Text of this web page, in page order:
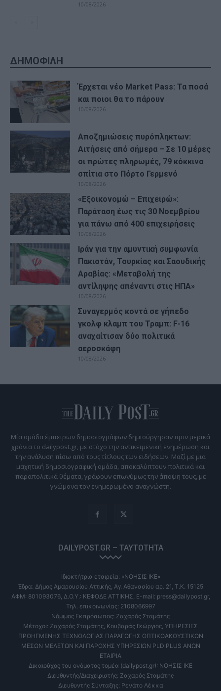
10/08/2026
ΔΗΜΟΦΙΛΗ
Έρχεται νέο Market Pass: Τα ποσά
και ποιοι θα το πάρουν
10/08/2026
Αποζημιώσεις πυρόπληκτων:
Αιτήσεις από σήμερα – Σε 10 μέρες
οι πρώτες πληρωμές, 79 κόκκινα
σπίτια στο Πόρτο Γερμενό
10/08/2026
«Εξοικονομώ – Επιχειρώ»:
Παράταση έως τις 30 Νοεμβρίου
για πάνω από 400 επιχειρήσεις
10/08/2026
Ιράν για την αμυντική συμφωνία
Πακιστάν, Τουρκίας και Σαουδικής
Αραβίας: «Μεταβολή της
αντίληψης απέναντι στις ΗΠΑ»
10/08/2026
Συναγερμός κοντά σε γήπεδο
γκολφ κλαμπ του Τραμπ: F-16
αναχαίτισαν δύο πολιτικά
αεροσκάφη
10/08/2026
Μία ομάδα έμπειρων δημοσιογράφων δημιούργησαν πριν μερικά
χρόνια το dailypost.gr, με στόχο την αντικειμενική ενημέρωση και
την ανάλυση πίσω από τους τίτλους των ειδήσεων. Μαζί με μια
μαχητική δημοσιογραφική ομάδα, αποκαλύπτουν πολιτικά και
παραπολιτικά θέματα, γράφουν επωνύμως την άποψη τους, με
γνώμονα τον ενημερωμένο αναγνώστη.
DAILYPOST.GR – ΤΑΥΤΌΤΗΤΑ
Ιδιοκτήτρια εταιρεία: «ΝΟΗΣΙΣ ΙΚΕ»
Έδρα: Δήμος Αμαρουσίου Αττικής, Αγ. Αθανασίου αρ. 21, Τ.Κ. 15125
ΑΦΜ: 801093076, Δ.Ο.Υ.: ΚΕΦΟΔΕ ΑΤΤΙΚΗΣ, E-mail: press@dailypost.gr,
Τηλ. επικοινωνίας: 2108066997
Νόμιμος Εκπρόσωπος: Ζαχαρός Σταμάτης
Μέτοχοι: Ζαχαρός Σταμάτης, Κουβαράς Γεώργιος, ΥΠΗΡΕΣΙΕΣ
ΠΡΟΗΓΜΕΝΗΣ ΤΕΧΝΟΛΟΓΙΑΣ ΠΑΡΑΓΩΓΗΣ ΟΠΤΙΚΟΑΚΟΥΣΤΙΚΩΝ
ΜΕΣΩΝ ΜΕΛΕΤΩΝ ΚΑΙ ΠΑΡΟΧΗΣ ΥΠΗΡΕΣΙΩΝ PLD PLUS ΑΝΩΝ
ΕΤΑΙΡΙΑ
Δικαιούχος του ονόματος τομέα (dailypost.gr): ΝΟΗΣΙΣ ΙΚΕ
Διευθυντής/Διαχειριστής: Ζαχαρός Σταμάτης
Διευθυντής Σύνταξης: Ρενάτο Λέκκα